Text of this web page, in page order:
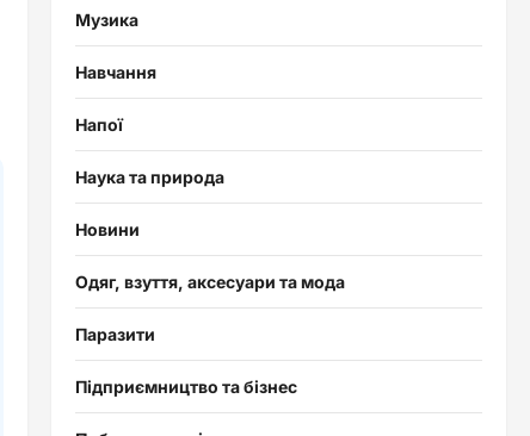
Музика
Навчання
Напої
Наука та природа
Новини
Одяг, взуття, аксесуари та мода
Паразити
Підприємництво та бізнес